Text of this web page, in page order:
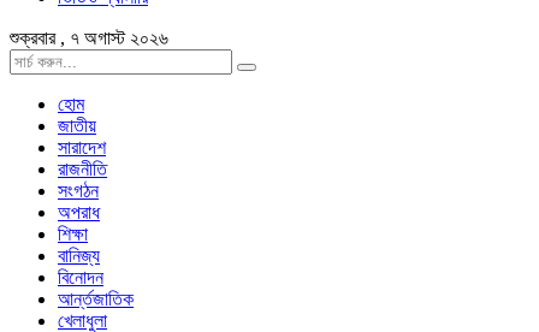
শুক্রবার , ৭ অগাস্ট ২০২৬
হোম
জাতীয়
সারাদেশ
রাজনীতি
সংগঠন
অপরাধ
শিক্ষা
বানিজ্য
বিনোদন
আর্ন্তজাতিক
খেলাধুলা